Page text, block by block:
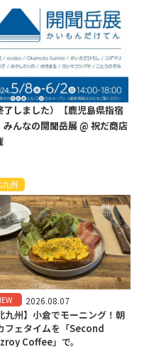
了しました）【鹿児島県指宿
みんなの開聞岳展 @ 祝だ商店
九州
2026.08.07
九州】小倉でモーニング！朝
フェタイムを「Second
Coffee」で。